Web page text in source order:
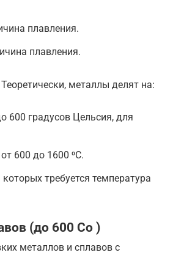
плавления.
плавления.
металлы делят на:
600 градусов Цельсия, для
600 до 1600 ⁰С.
требуется температура
(до 600 Со )
металлов и сплавов с